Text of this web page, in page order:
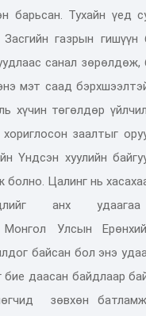
барьсан. Тухайн үед
газрын
санал зөрөлдөж,
мэт саад
хүчин төгөлдөр
хориглосон заалтыг
Үндсэн хуулийн
болно. Цалинг нь
анх
Монгол Улсын Е
дог байсан бол энэ
бие даасан байдлаар
ид зөвхөн